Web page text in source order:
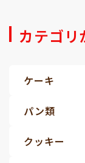
カテゴリ
ケーキ
パン類
クッキー